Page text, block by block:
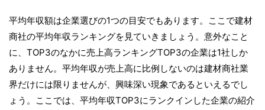
平均年収額は企業選びの1つの目安でもあります。ここで建材
商社の平均年収ランキングを見ていきましょう。意外なこと
に、TOP3のなかに売上高ランキングTOP3の企業は1社しか
ありません。平均年収が売上高に比例しないのは建材商社業
界だけには限りませんが、興味深い現象であるといえるでし
ょう。ここでは、平均年収TOP3にランクインした企業の紹介